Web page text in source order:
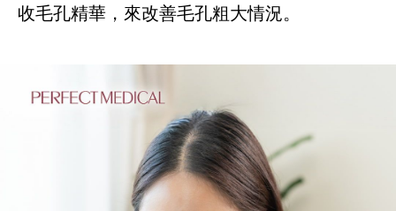
收毛孔精華，來改善毛孔粗大情況。